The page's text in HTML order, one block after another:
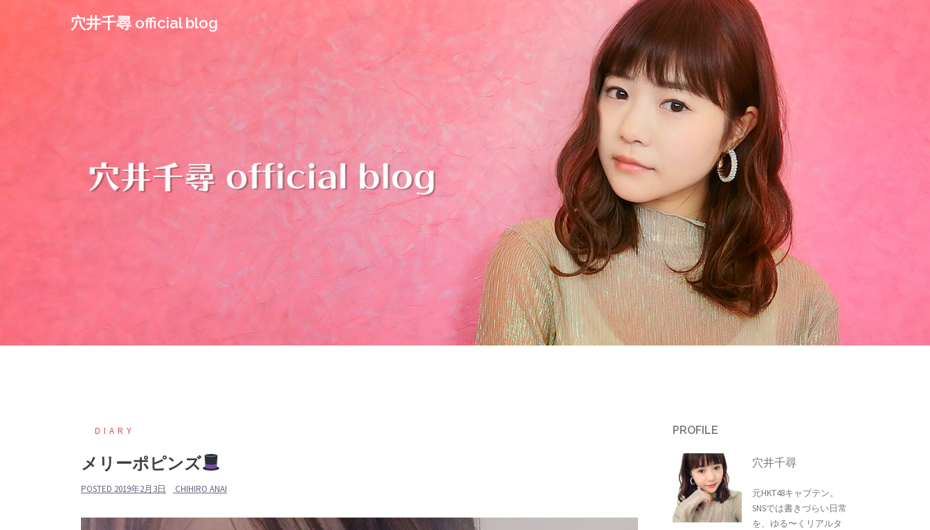
穴井千尋 official blog
DIARY
メリーポピンズ
POSTED 2019年2月3日 CHIHIRO ANAI
PROFILE
穴井千尋
元HKT48キャプテン。
SNSでは書きづらい日常
を、ゆる〜くリアルタ